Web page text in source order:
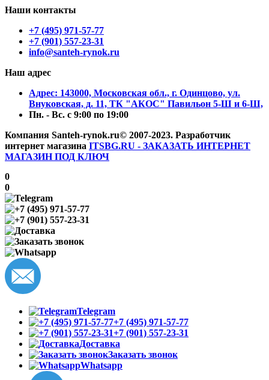
Наши контакты
+7 (495) 971-57-77
+7 (901) 557-23-31
info@santeh-rynok.ru
Наш адрес
Aдрес: 143000, Московская обл., г. Одинцово, ул.
Внуковская, д. 11, ТК "АКОС" Павильон 5-Ш и 6-Ш,
Пн. - Вс. с 9:00 по 19:00
Компания Santeh-rynok.ru© 2007-2023. Разработчик
интернет магазина ITSBG.RU - ЗАКАЗАТЬ ИНТЕРНЕТ
МАГАЗИН ПОД КЛЮЧ
0
0
Telegram
+7 (495) 971-57-77
+7 (901) 557-23-31
Доставка
Заказать звонок
Whatsapp